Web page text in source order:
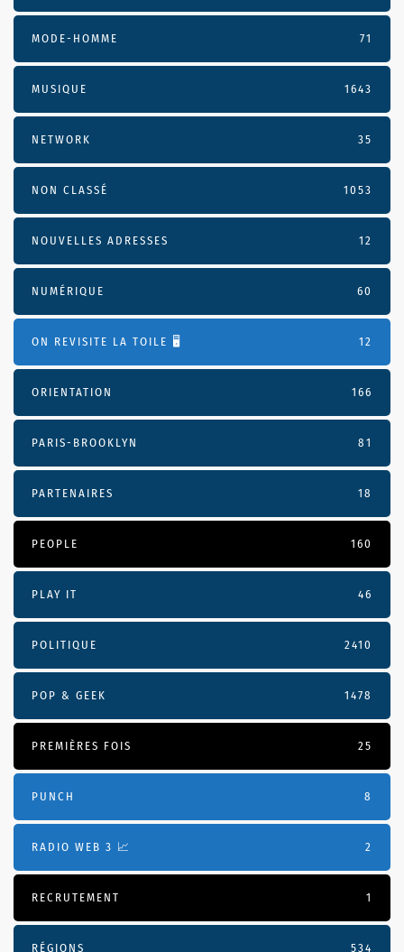
MODE-HOMME 71
MUSIQUE 1643
NETWORK 35
NON CLASSÉ 1053
NOUVELLES ADRESSES 12
NUMÉRIQUE 60
ON REVISITE LA TOILE 🖥️ 12
ORIENTATION 166
PARIS-BROOKLYN 81
PARTENAIRES 18
PEOPLE 160
PLAY IT 46
POLITIQUE 2410
POP & GEEK 1478
PREMIÈRES FOIS 25
PUNCH 8
RADIO WEB 3 📈 2
RECRUTEMENT 1
RÉGIONS 534